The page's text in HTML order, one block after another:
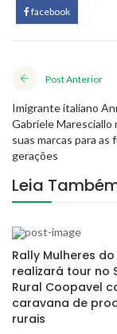
facebook
Post Anterior
Imigrante italiano
Gabriele Maresciallo
suas marcas para as
gerações
Leia
Rally Mulheres
realizará tour no
Rural Coopavel
caravana de
rurais